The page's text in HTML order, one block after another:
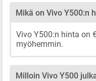
Mikä on Vivo Y500:n
Vivo Y500:n hinta on
myöhemmin.
Milloin Vivo Y500